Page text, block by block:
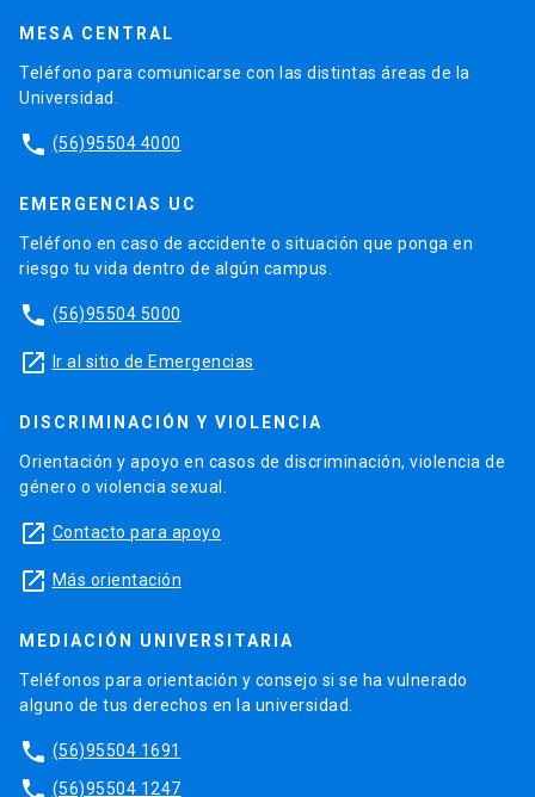
MESA CENTRAL
Teléfono para comunicarse con las distintas áreas de la
Universidad.
phone (56)95504 4000
EMERGENCIAS UC
Teléfono en caso de accidente o situación que ponga en
riesgo tu vida dentro de algún campus.
phone (56)95504 5000
launch Ir al sitio de Emergencias
DISCRIMINACIÓN Y VIOLENCIA
Orientación y apoyo en casos de discriminación, violencia de
género o violencia sexual.
launch Contacto para apoyo
launch Más orientación
MEDIACIÓN UNIVERSITARIA
Teléfonos para orientación y consejo si se ha vulnerado
alguno de tus derechos en la universidad.
phone (56)95504 1691
phone (56)95504 1247